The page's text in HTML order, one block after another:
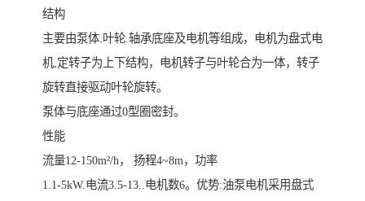
结构
主要由泵体.叶轮.轴承底座及电机等组成，电机为盘式电
机,定转子为上下结构，电机转子与叶轮合为一体，转子
旋转直接驱动叶轮旋转。
泵体与底座通过0型圈密封。
性能
流量12-150m²/h， 扬程4~8m，功率
1.1-5kW.电流3.5-13..电机数6。优势:油泵电机采用盘式